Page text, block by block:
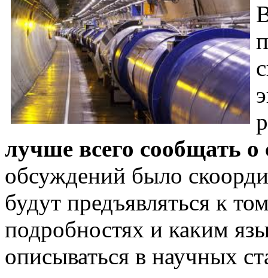
лучше всего сообщать
обсуждений было
будут предъявляться к
подробностях и каким
описываться в научных